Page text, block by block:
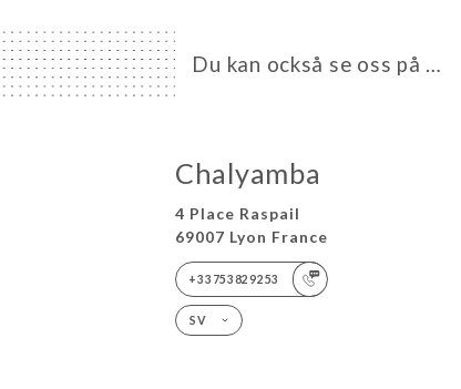
Du kan också se oss på …
Chalyamba
4 Place Raspail
69007 Lyon France
+33753829253
SV